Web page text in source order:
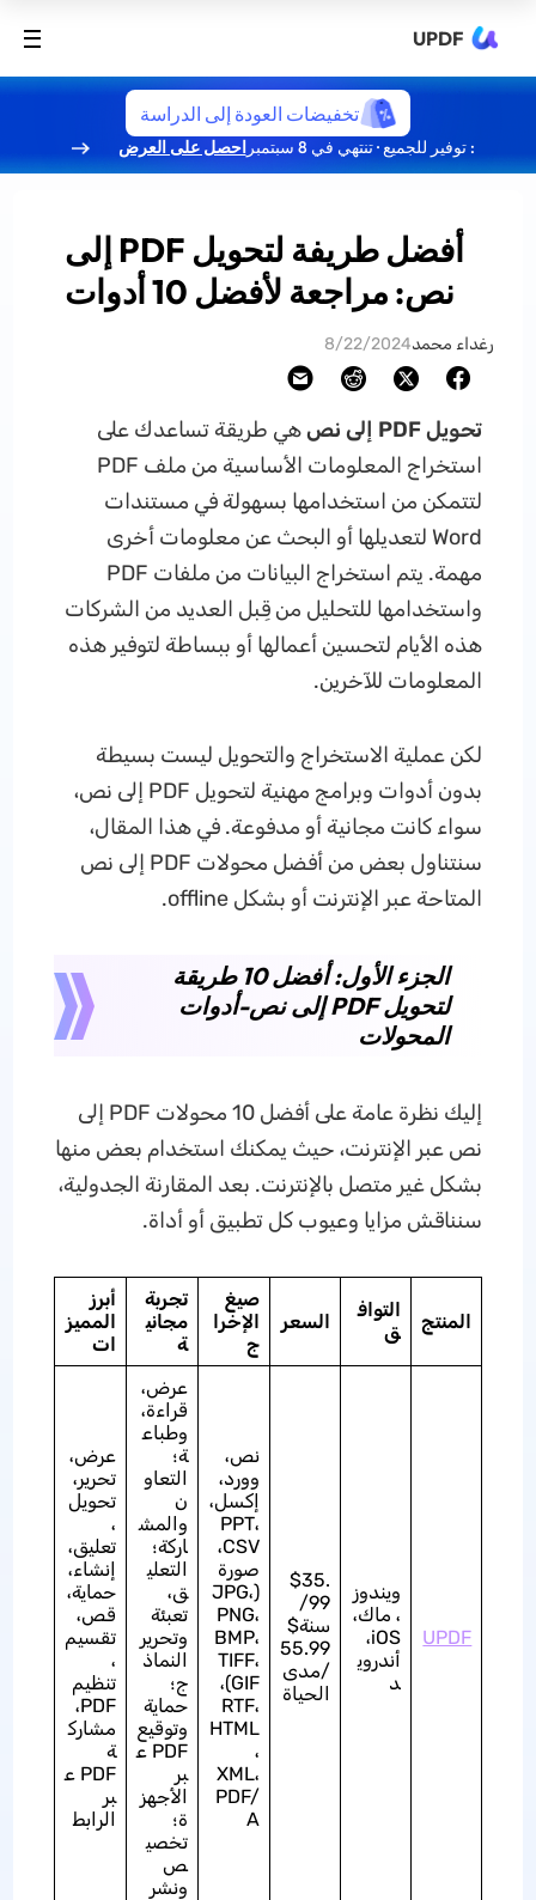
UPDF
تخفيضات العودة إلى الدراسة
: توفير للجميع · تنتهي في 8 سبتمبر احصل على العرض
أفضل طريفة لتحويل PDF إلى
نص: مراجعة لأفضل 10 أدوات
رغداء محمد8/22/2024
تحويل PDF إلى نص
هي طريقة تساعدك على
استخراج المعلومات الأساسية من ملف PDF
لتتمكن من استخدامها بسهولة في مستندات
Word لتعديلها أو البحث عن معلومات أخرى
مهمة. يتم استخراج البيانات من ملفات PDF
واستخدامها للتحليل من قِبل العديد من الشركات
هذه الأيام لتحسين أعمالها أو ببساطة لتوفير هذه
المعلومات للآخرين.
لكن عملية الاستخراج والتحويل ليست بسيطة
بدون أدوات وبرامج مهنية لتحويل PDF إلى نص،
سواء كانت مجانية أو مدفوعة. في هذا المقال،
سنتناول بعض من أفضل محولات PDF إلى نص
المتاحة عبر الإنترنت أو بشكل offline.
الجزء الأول: أفضل 10 طريقة
لتحويل PDF إلى نص-أدوات
المحولات
إليك نظرة عامة على أفضل 10 محولات PDF إلى
نص عبر الإنترنت، حيث يمكنك استخدام بعض منها
بشكل غير متصل بالإنترنت. بعد المقارنة الجدولية،
سنناقش مزايا وعيوب كل تطبيق أو أداة.
المنتج
التواف
ق
السعر
صيغ
الإخرا
ج
تجربة
مجاني
ة
أبرز
المميز
ات
UPDF
ويندوز
، ماك،
iOS،
أندروي
د
$35.
99/
سنة$
55.99
/مدى
الحياة
نص،
وورد،
إكسل،
PPT،
CSV،
صورة
(JPG،
PNG،
BMP،
TIFF،
GIF)،
RTF،
HTML
،
XML،
PDF/
A
عرض،
قراءة،
وطباع
ة؛
التعاو
ن
والمش
اركة؛
التعلي
ق،
تعبئة
وتحرير
النماذ
ج؛
حماية
وتوقيع
PDF ع
بر
الأجهز
ة؛
تخصي
ص
ونشر
عرض،
تحرير،
تحويل
،
تعليق،
إنشاء،
حماية،
قص،
تقسيم
،
تنظيم
PDF،
مشارك
ة
PDF ع
بر
الرابط